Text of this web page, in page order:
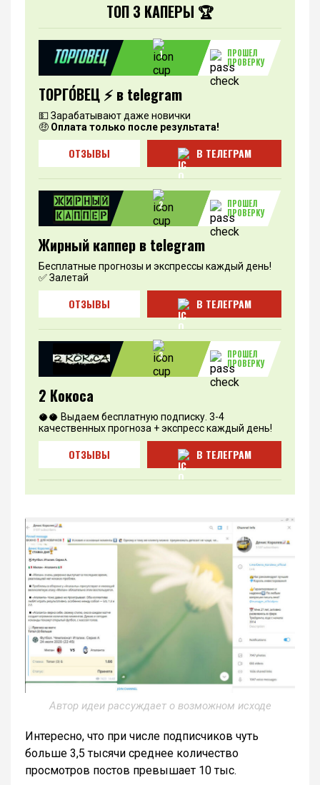
ТОП 3 КАПЕРЫ 🏆
1
ПРОШЕЛ
ПРОВЕРКУ
ТОРГО́ВЕЦ ⚡️ в telegram
💵 Зарабатывают даже новички
🤑 Оплата только после результата!
ОТЗЫВЫ В ТЕЛЕГРАМ
2
ПРОШЕЛ
ПРОВЕРКУ
Жирный каппер в telegram
Бесплатные прогнозы и экспрессы каждый день!
✅ Залетай
ОТЗЫВЫ В ТЕЛЕГРАМ
3
ПРОШЕЛ
ПРОВЕРКУ
2 Кокоса
🥥🥥 Выдаем бесплатную подписку. 3-4
качественных прогноза + экспресс каждый день!
ОТЗЫВЫ В ТЕЛЕГРАМ
Автор идеи рассуждает о возможном исходе
Интересно, что при числе подписчиков чуть
больше 3,5 тысячи среднее количество
просмотров постов превышает 10 тыс.